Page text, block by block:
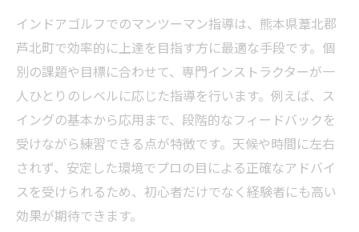
インドアゴルフでのマンツーマン指導は、熊本県葦北郡
芦北町で効率的に上達を目指す方に最適な手段です。個
別の課題や目標に合わせて、専門インストラクターが一
人ひとりのレベルに応じた指導を行います。例えば、ス
イングの基本から応用まで、段階的なフィードバックを
受けながら練習できる点が特徴です。天候や時間に左右
されず、安定した環境でプロの目による正確なアドバイ
スを受けられるため、初心者だけでなく経験者にも高い
効果が期待できます。